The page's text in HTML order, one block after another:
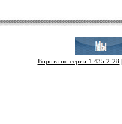
Ворота по серии 1.435.2-28